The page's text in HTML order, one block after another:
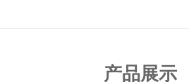
产品展示